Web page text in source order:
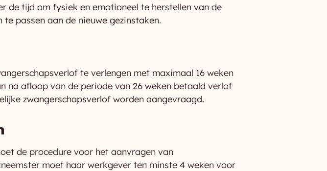
de tijd om fysiek en emotioneel te herstellen van de
passen aan de nieuwe gezinstaken.
te verlengen met maximaal 16 weken
na afloop van de periode van 26 weken betaald verlof
zwangerschapsverlof worden aangevraagd.
de procedure voor het aanvragen van
moet haar werkgever ten minste 4 weken voor